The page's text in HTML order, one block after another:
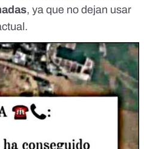
, ya que no dejan usar